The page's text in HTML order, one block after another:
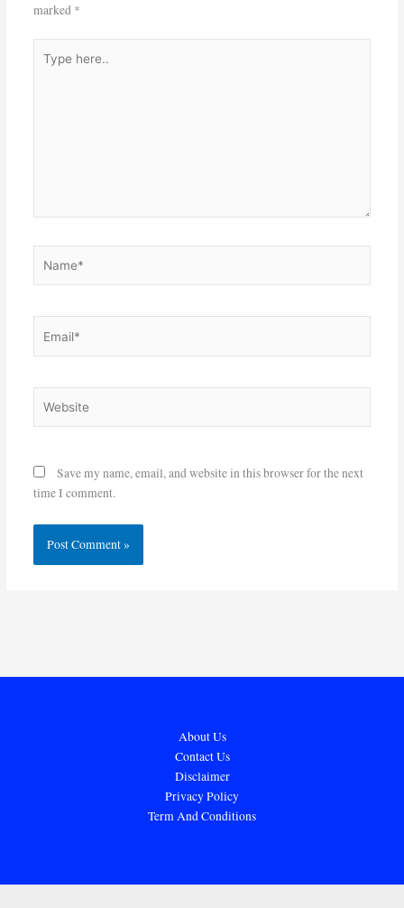
marked *
here..
Save my name, email, and website in this browser for the next
time I comment.
About Us
Contact Us
Disclaimer
Privacy Policy
Term And Conditions